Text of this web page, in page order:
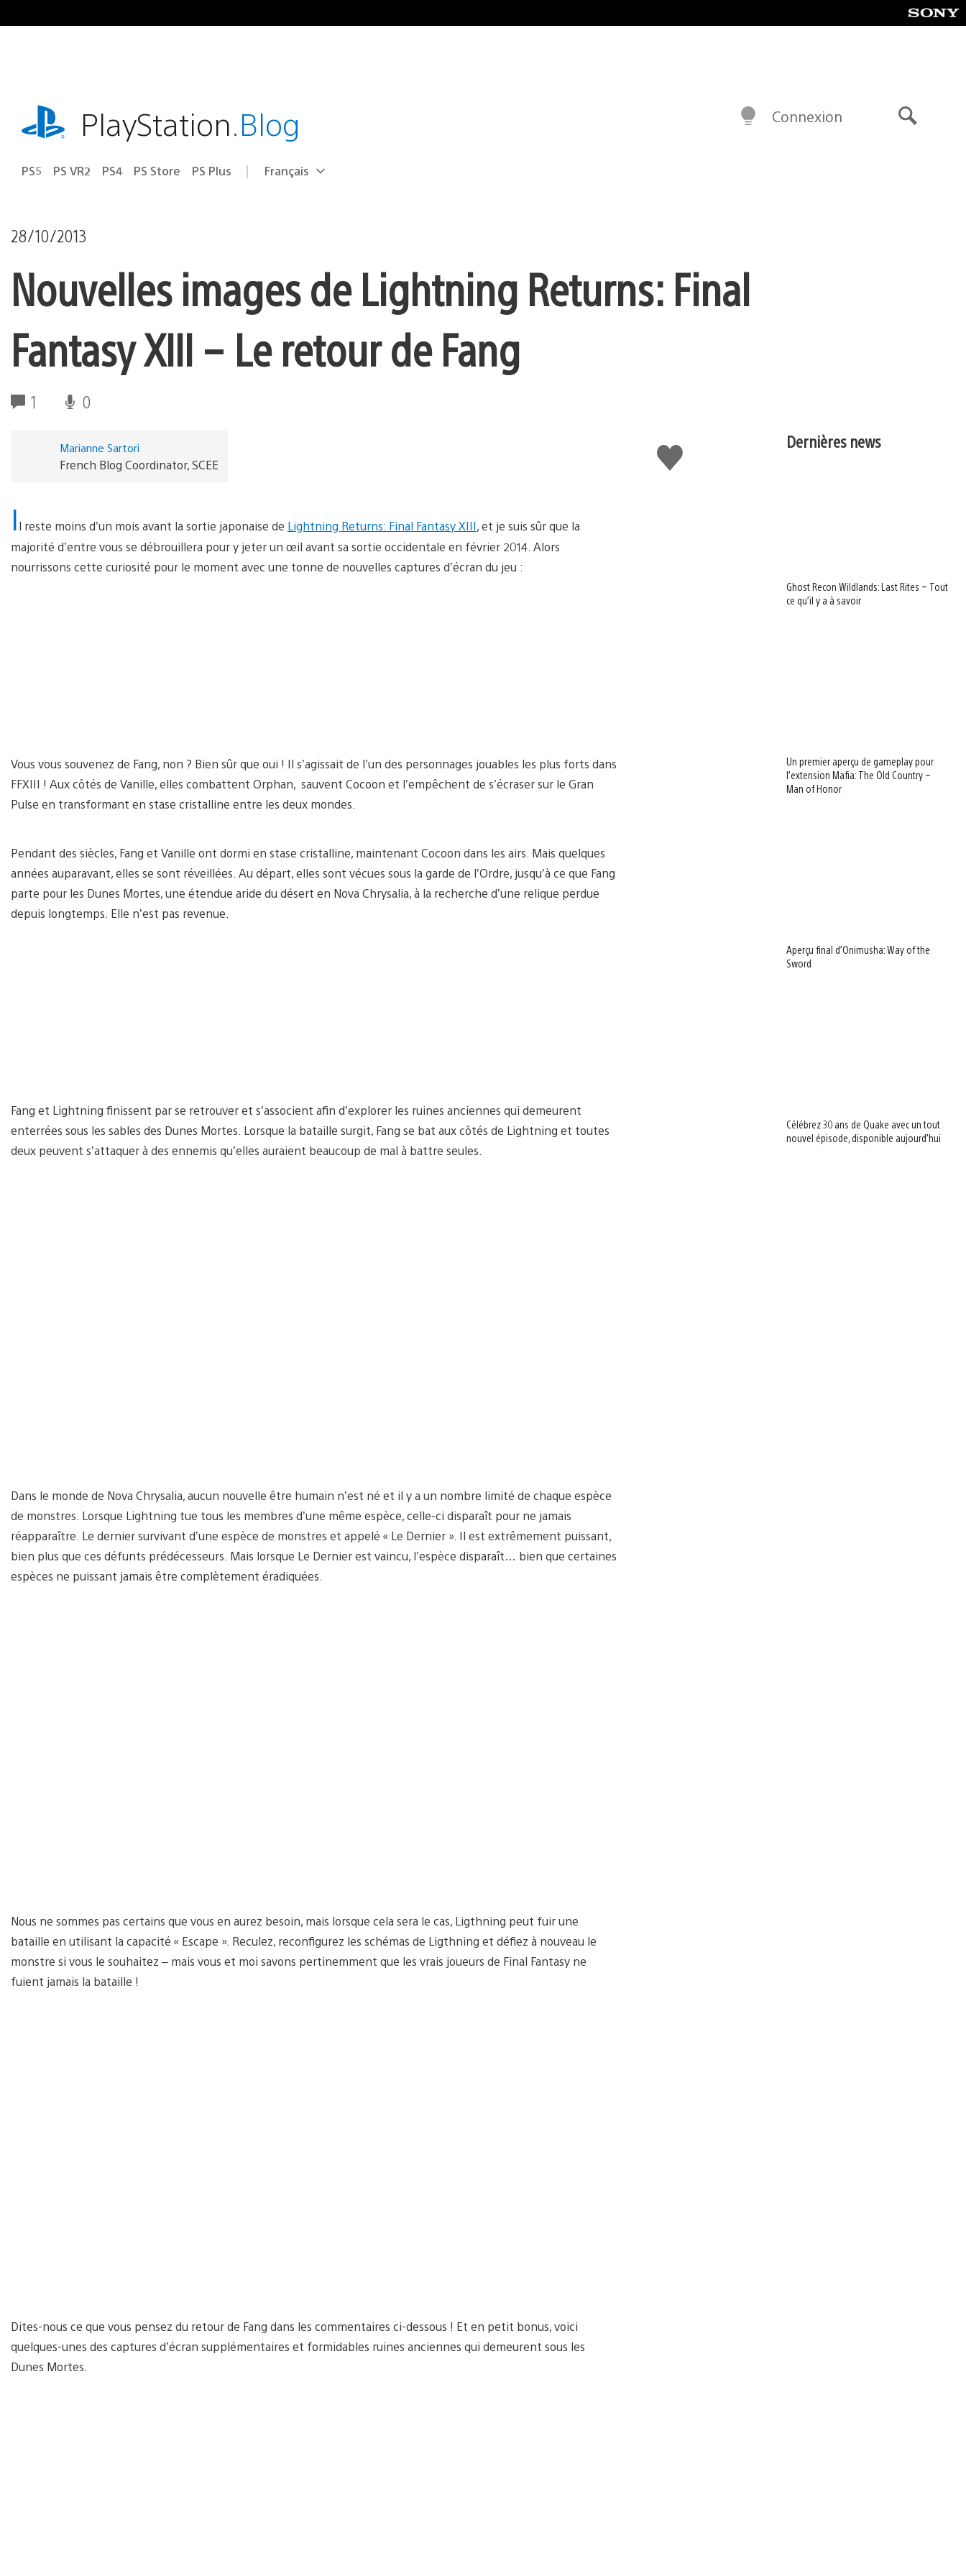
au
playstation.comPlayStation.Blog
PS5 PS VR2 PS4 PS Store PS Plus Choisir
Région
Français
Connexion
28/10/2013
Nouvelles images de Lightning Returns: Final
Fantasy XIII – Le retour de Fang
1 0
J'aime
Marianne Sartori
French Blog Coordinator, SCEE
Il reste moins d’un mois avant la sortie japonaise de Lightning Returns: Final Fantasy XIII, et je suis sûr que la
majorité d’entre vous se débrouillera pour y jeter un œil avant sa sortie occidentale en février 2014. Alors
nourrissons cette curiosité pour le moment avec une tonne de nouvelles captures d’écran du jeu :
Vous vous souvenez de Fang, non ? Bien sûr que oui ! Il s’agissait de l’un des personnages jouables les plus forts dans
FFXIII ! Aux côtés de Vanille, elles combattent Orphan, sauvent Cocoon et l’empêchent de s’écraser sur le Gran
Pulse en transformant en stase cristalline entre les deux mondes.
Pendant des siècles, Fang et Vanille ont dormi en stase cristalline, maintenant Cocoon dans les airs. Mais quelques
années auparavant, elles se sont réveillées. Au départ, elles sont vécues sous la garde de l’Ordre, jusqu’à ce que Fang
parte pour les Dunes Mortes, une étendue aride du désert en Nova Chrysalia, à la recherche d’une relique perdue
depuis longtemps. Elle n’est pas revenue.
Fang et Lightning finissent par se retrouver et s’associent afin d’explorer les ruines anciennes qui demeurent
enterrées sous les sables des Dunes Mortes. Lorsque la bataille surgit, Fang se bat aux côtés de Lightning et toutes
deux peuvent s’attaquer à des ennemis qu’elles auraient beaucoup de mal à battre seules.
Dans le monde de Nova Chrysalia, aucun nouvelle être humain n’est né et il y a un nombre limité de chaque espèce
de monstres. Lorsque Lightning tue tous les membres d’une même espèce, celle-ci disparaît pour ne jamais
réapparaître. Le dernier survivant d’une espèce de monstres et appelé « Le Dernier ». Il est extrêmement puissant,
bien plus que ces défunts prédécesseurs. Mais lorsque Le Dernier est vaincu, l’espèce disparaît… bien que certaines
espèces ne puissant jamais être complètement éradiquées.
Nous ne sommes pas certains que vous en aurez besoin, mais lorsque cela sera le cas, Ligthning peut fuir une
bataille en utilisant la capacité « Escape ». Reculez, reconfigurez les schémas de Ligthning et défiez à nouveau le
monstre si vous le souhaitez – mais vous et moi savons pertinemment que les vrais joueurs de Final Fantasy ne
fuient jamais la bataille !
Dites-nous ce que vous pensez du retour de Fang dans les commentaires ci-dessous ! Et en petit bonus, voici
quelques-unes des captures d’écran supplémentaires et formidables ruines anciennes qui demeurent sous les
Dunes Mortes.
Dernières news
Ghost Recon Wildlands: Last Rites – Tout
ce qu’il y a à savoir
Un premier aperçu de gameplay pour
l’extension Mafia: The Old Country –
Man of Honor
Aperçu final d’Onimusha: Way of the
Sword
Célébrez 30 ans de Quake avec un tout
nouvel épisode, disponible aujourd’hui